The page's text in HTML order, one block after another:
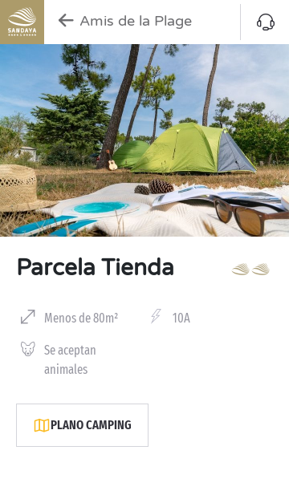
Amis de la Plage
Parcela Tienda
Menos de 80m² 10A
Se aceptan
animales
PLANO CAMPING